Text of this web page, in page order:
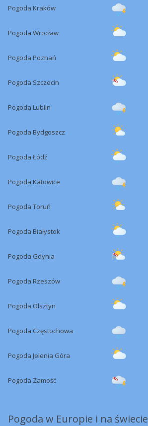
Pogoda Kraków
Pogoda Wrocław
Pogoda Poznań
Pogoda Szczecin
Pogoda Lublin
Pogoda Bydgoszcz
Pogoda Łódź
Pogoda Katowice
Pogoda Toruń
Pogoda Białystok
Pogoda Gdynia
Pogoda Rzeszów
Pogoda Olsztyn
Pogoda Częstochowa
Pogoda Jelenia Góra
Pogoda Zamość
Pogoda w Europie i na świecie